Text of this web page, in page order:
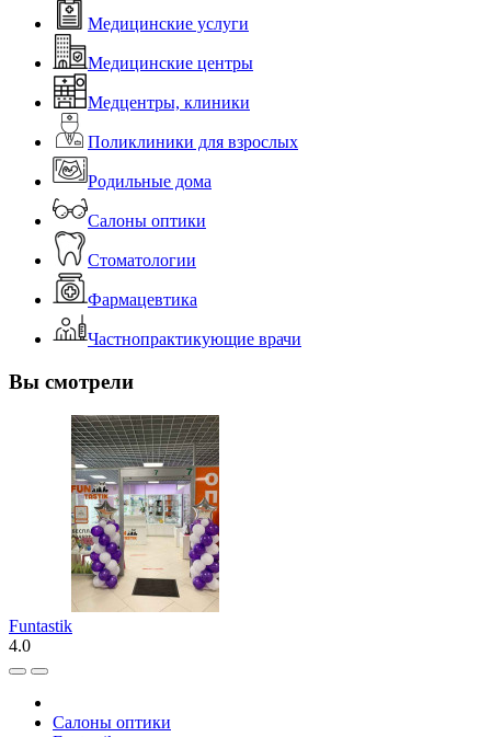
Медицинские услуги
Медицинские центры
Медцентры, клиники
Поликлиники для взрослых
Родильные дома
Салоны оптики
Стоматологии
Фармацевтика
Частнопрактикующие врачи
Вы смотрели
Funtastik
4.0
Салоны оптики